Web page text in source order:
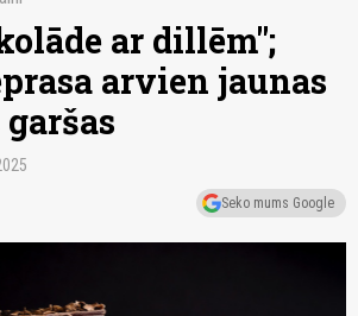
ar dillēm";
arvien jaunas
Seko mums Google